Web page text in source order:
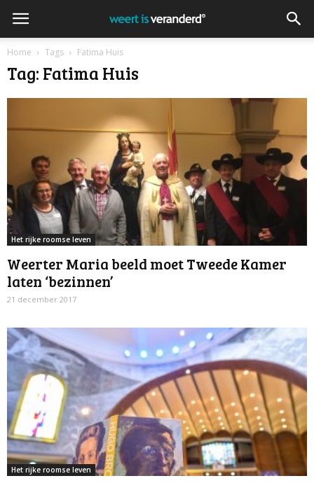
Home Tags Fatima Huis
Tag: Fatima Huis
Het rijke roomse leven
Weerter Maria beeld moet Tweede Kamer
laten ‘bezinnen’
21 december 2017
Het rijke roomse leven